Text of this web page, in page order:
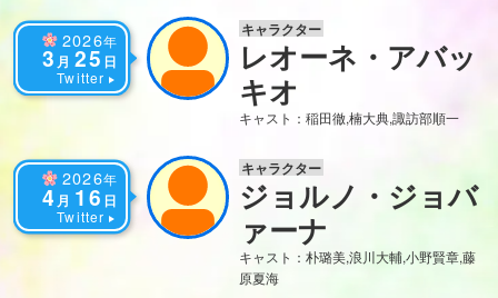
2026年
3 月 25 日
Twitter
キャラクター
レオーネ・アバッ
キオ
キャスト：稲田徹,楠大典,諏訪部順一
2026年
4月 16 日
Twitter
キャラクター
ジョルノ・ジョバ
ァーナ
キャスト：朴璐美,浪川大輔,小野賢章,藤
原夏海